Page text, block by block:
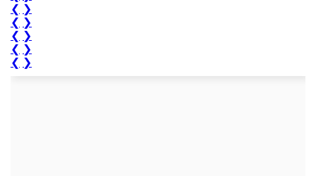
❮ ❯
❮ ❯
❮ ❯
❮ ❯
❮ ❯